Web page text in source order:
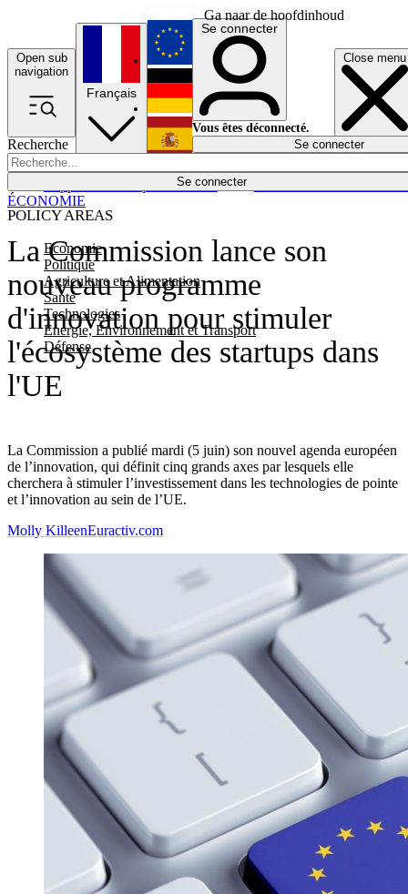
Ga naar de hoofdinhoud
Open sub
navigation
Close menu
Recherche
Se connecter
POLICY AREAS
Economie
Politique
Agriculture et Alimentation
Santé
Technologies
Energie, Environnement et Transport
Défense
Économie
Français
English
Deutsch
Español
Se connecter
Vous êtes déconnecté.
Se connecter
La Commission lance son
nouveau programme
d'innovation pour stimuler
l'écosystème des startups dans
l'UE
La Commission a publié mardi (5 juin) son nouvel agenda européen
de l’innovation, qui définit cinq grands axes par lesquels elle
cherchera à stimuler l’investissement dans les technologies de pointe
et l’innovation au sein de l’UE.
ÉCONOMIE
Molly KilleenEuractiv.com